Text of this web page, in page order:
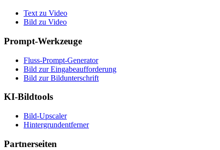
Text zu Video
Bild zu Video
Prompt-Werkzeuge
Fluss-Prompt-Generator
Bild zur Eingabeaufforderung
Bild zur Bildunterschrift
KI-Bildtools
Bild-Upscaler
Hintergrundentferner
Partnerseiten